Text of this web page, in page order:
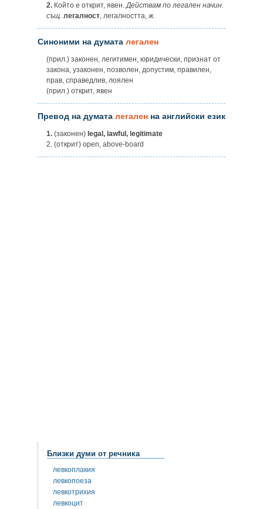
2. Който е открит, явен.Действам по легален начин.
същ. легалност, легалността,ж.
Синоними на думата легален
(прил.) законен, легитимен, юридически, признат от
закона, узаконен, позволен, допустим, правилен,
прав, справедлив, лоялен
(прил.) открит, явен
Превод на думата легален на английски език
1. (законен) legal, lawful, legitimate
2. (открит) open, above-board
Близки думи от речника
левкоплакия
левкопоеза
левкотрихия
левкоцит